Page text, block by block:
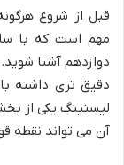
قبل از شروع
مهم است که با
دوازدهم آشنا
دقیق تری داشته
لیسنینگ یکی از
آن می تواند نقطه